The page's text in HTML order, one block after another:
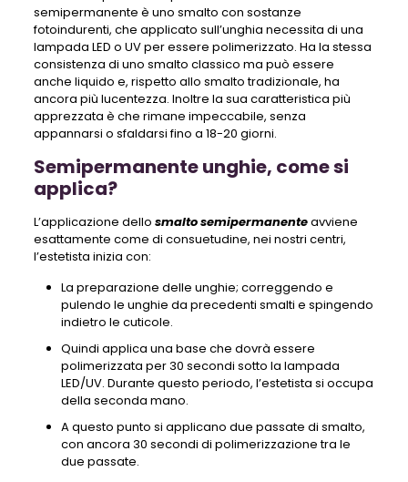
semipermanente è uno smalto con sostanze
fotoindurenti, che applicato sull’unghia necessita di una
lampada LED o UV per essere polimerizzato. Ha la stessa
consistenza di uno smalto classico ma può essere
anche liquido e, rispetto allo smalto tradizionale, ha
ancora più lucentezza. Inoltre la sua caratteristica più
apprezzata è che rimane impeccabile, senza
appannarsi o sfaldarsi fino a 18-20 giorni.
Semipermanente unghie, come si
applica?
L’applicazione dello smalto semipermanenteavviene
esattamente come di consuetudine, nei nostri centri,
l’estetista inizia con:
La preparazione delle unghie; correggendo e
pulendo le unghie da precedenti smalti e spingendo
indietro le cuticole.
Quindi applica una base che dovrà essere
polimerizzata per 30 secondi sotto la lampada
LED/UV. Durante questo periodo, l’estetista si occupa
della seconda mano.
A questo punto si applicano due passate di smalto,
con ancora 30 secondi di polimerizzazione tra le
due passate.